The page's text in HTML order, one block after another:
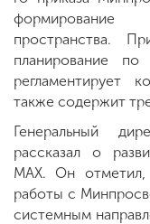
формирование
пространства.
планирование
регламентирует
также содержит
Генеральный
рассказал о
MAX. Он
работы с
системным